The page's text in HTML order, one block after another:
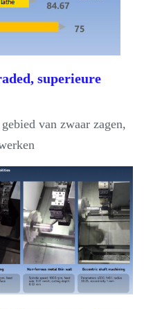
superieure
van zwaar zagen,